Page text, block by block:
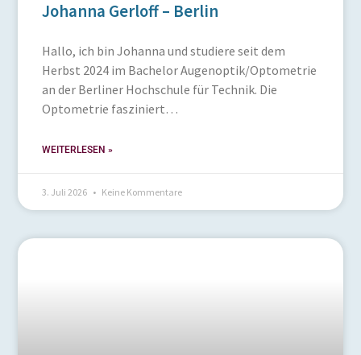
Johanna Gerloff – Berlin
Hallo, ich bin Johanna und studiere seit dem
Herbst 2024 im Bachelor Augenoptik/Optometrie
an der Berliner Hochschule für Technik. Die
Optometrie fasziniert…
WEITERLESEN »
3. Juli 2026 Keine Kommentare